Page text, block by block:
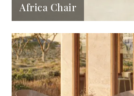
Africa Chair